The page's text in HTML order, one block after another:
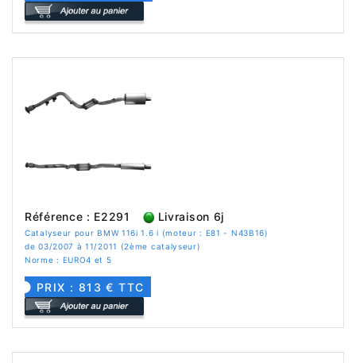
Référence : E2291 Livraison 6j
Catalyseur pour BMW 116i 1.6 i (moteur : E81 - N43B16)
de 03/2007 à 11/2011 (2ème catalyseur)
Norme : EURO4 et 5
PRIX : 813 € TTC